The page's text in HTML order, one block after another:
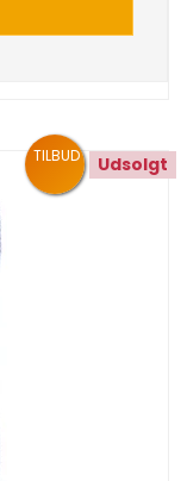
TILBUD Udsolgt